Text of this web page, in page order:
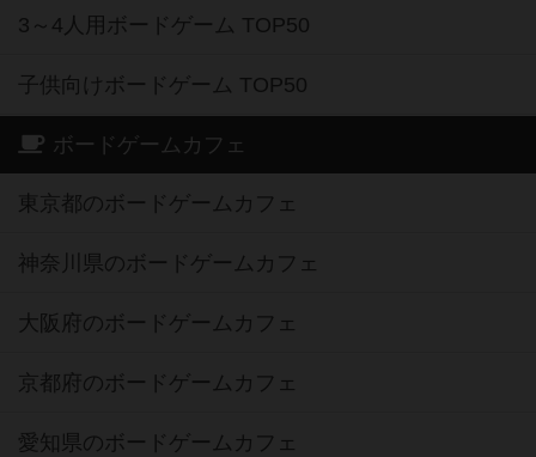
3～4人用ボードゲーム TOP50
子供向けボードゲーム TOP50
ボードゲームカフェ
東京都のボードゲームカフェ
神奈川県のボードゲームカフェ
大阪府のボードゲームカフェ
京都府のボードゲームカフェ
愛知県のボードゲームカフェ